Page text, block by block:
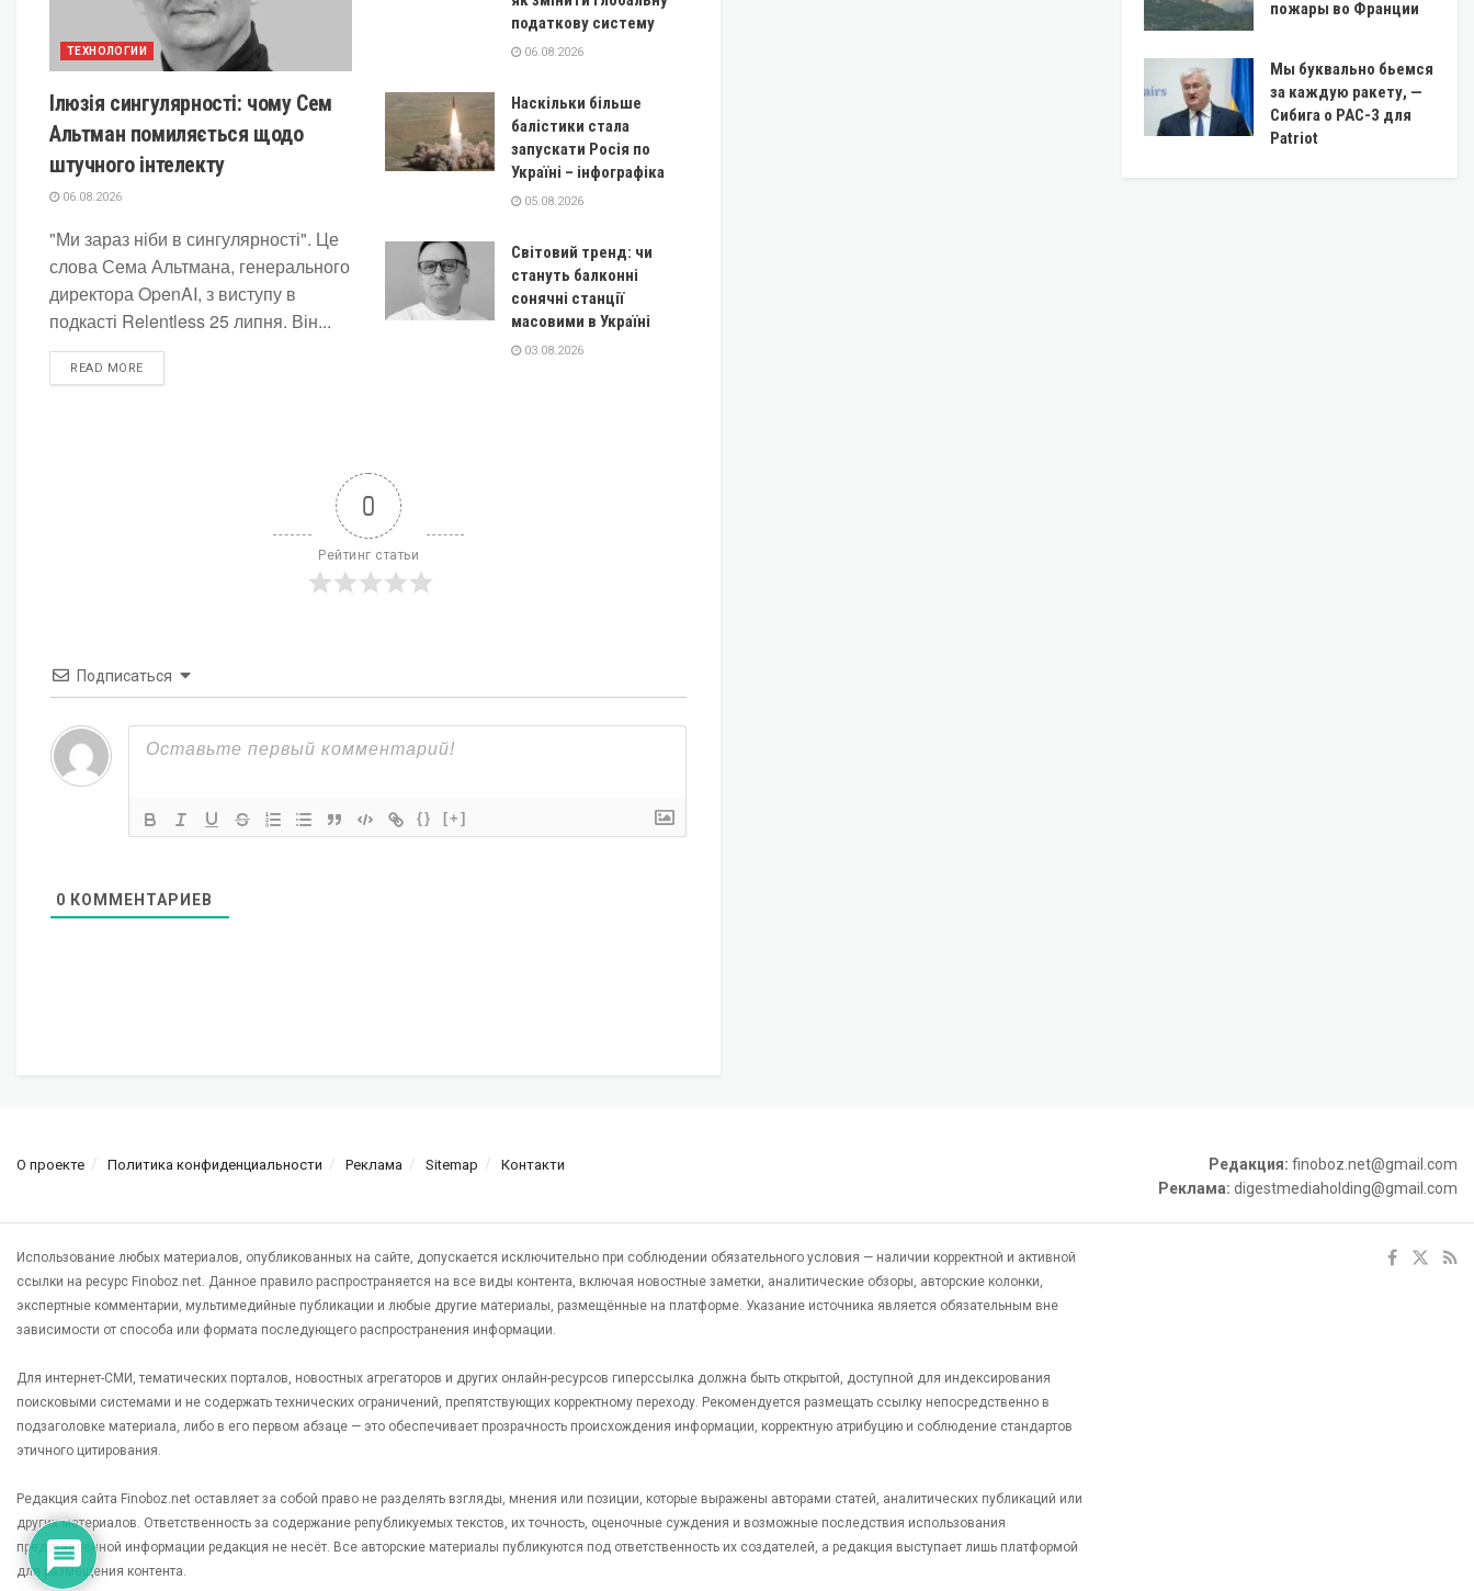
ТЕХНОЛОГИИ
Ілюзія сингулярності: чому Сем
Альтман помиляється щодо
штучного інтелекту
06.08.2026
"Ми зараз ніби в сингулярності". Це
слова Сема Альтмана, генерального
директора OpenAI, з виступу в
подкасті Relentless 25 липня. Він...
READ MOREDETAILS
податкову систему
06.08.2026
Наскільки більше
балістики стала
запускати Росія по
Україні – інфографіка
05.08.2026
Світовий тренд: чи
стануть балконні
сонячні станції
масовими в Україні
03.08.2026
0
Рейтинг статьи
Подписаться
{} [+]
0 КОММЕНТАРИЕВ
пожары во Франции
Мы буквально бьемся
за каждую ракету, —
Сибига о PAC-3 для
Patriot
О проекте Политика конфиденциальности Реклама Sitemap Контакти Редакция: finoboz.net@gmail.com
Реклама: digestmediaholding@gmail.com
Использование любых материалов, опубликованных на сайте, допускается исключительно при соблюдении обязательного условия — наличии корректной и активной
ссылки на ресурс Finoboz.net. Данное правило распространяется на все виды контента, включая новостные заметки, аналитические обзоры, авторские колонки,
экспертные комментарии, мультимедийные публикации и любые другие материалы, размещённые на платформе. Указание источника является обязательным вне
зависимости от способа или формата последующего распространения информации.
Для интернет-СМИ, тематических порталов, новостных агрегаторов и других онлайн-ресурсов гиперссылка должна быть открытой, доступной для индексирования
поисковыми системами и не содержать технических ограничений, препятствующих корректному переходу. Рекомендуется размещать ссылку непосредственно в
подзаголовке материала, либо в его первом абзаце — это обеспечивает прозрачность происхождения информации, корректную атрибуцию и соблюдение стандартов
этичного цитирования.
Редакция сайта Finoboz.net оставляет за собой право не разделять взгляды, мнения или позиции, которые выражены авторами статей, аналитических публикаций или
других материалов. Ответственность за содержание републикуемых текстов, их точность, оценочные суждения и возможные последствия использования
представленной информации редакция не несёт. Все авторские материалы публикуются под ответственность их создателей, а редакция выступает лишь платформой
для размещения контента.